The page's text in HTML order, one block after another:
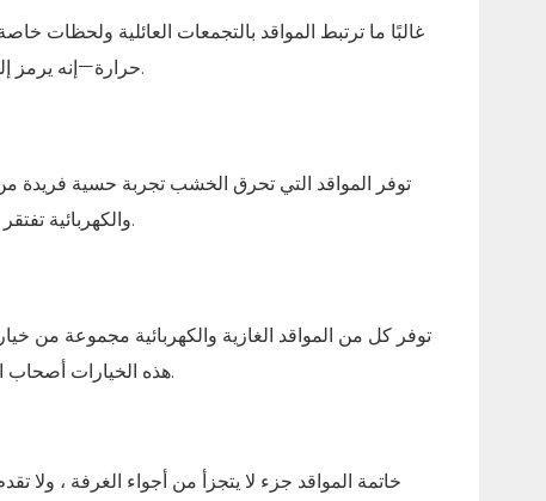
غالبًا ما ترتبط المواقد بالتجمعات العائلية ولحظات
حرارة—إنه يرمز إلى الدفء والعمل الجماعي والاتصال ، مما يجعله عنصرًا أساسيًا في العديد من المنازل.
توفر المواقد التي تحرق الخشب تجربة حسية
والكهربائية تفتقر إلى هذه العناصر ، فإنها توفر دفءًا ثابتًا مع صيانة أقل ، مما يجعلها خيارًا مريحًا ومريحًا.
توفر كل من المواقد الغازية والكهربائية مجموعة من
هذه الخيارات أصحاب المنازل لتخصيص الأجواء ، مما يضمن أن موقدهم يناسب تمامًا تصميم الغرفة ومزاجها.
خاتمة المواقد جزء لا يتجزأ من أجواء الغرفة ،